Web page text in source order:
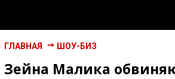
ГЛАВНАЯ ШОУ-БИЗ
Зейна Малика